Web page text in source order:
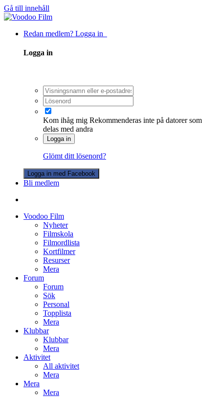
Gå till innehåll
Redan medlem? Logga in
Logga in
Kom ihåg mig Rekommenderas inte på datorer som
delas med andra
Logga in
Glömt ditt lösenord?
Logga in med Facebook
Bli medlem
Voodoo Film
Nyheter
Filmskola
Filmordlista
Kortfilmer
Resurser
Mera
Forum
Forum
Sök
Personal
Topplista
Mera
Klubbar
Klubbar
Mera
Aktivitet
All aktivitet
Mera
Mera
Mera